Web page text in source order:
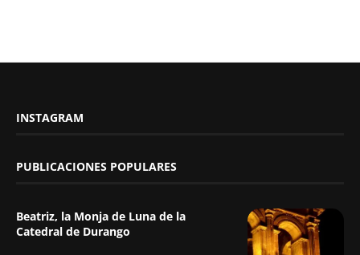
INSTAGRAM
PUBLICACIONES POPULARES
Beatriz, la Monja de Luna de la
Catedral de Durango